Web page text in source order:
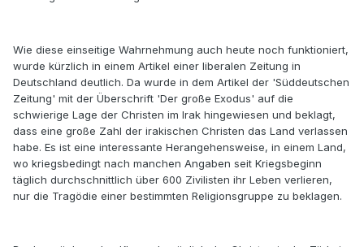
Wie diese einseitige Wahrnehmung auch heute noch funktioniert,
wurde kürzlich in einem Artikel einer liberalen Zeitung in
Deutschland deutlich. Da wurde in dem Artikel der 'Süddeutschen
Zeitung' mit der Überschrift 'Der große Exodus' auf die
schwierige Lage der Christen im Irak hingewiesen und beklagt,
dass eine große Zahl der irakischen Christen das Land verlassen
habe. Es ist eine interessante Herangehensweise, in einem Land,
wo kriegsbedingt nach manchen Angaben seit Kriegsbeginn
täglich durchschnittlich über 600 Zivilisten ihr Leben verlieren,
nur die Tragödie einer bestimmten Religionsgruppe zu beklagen.